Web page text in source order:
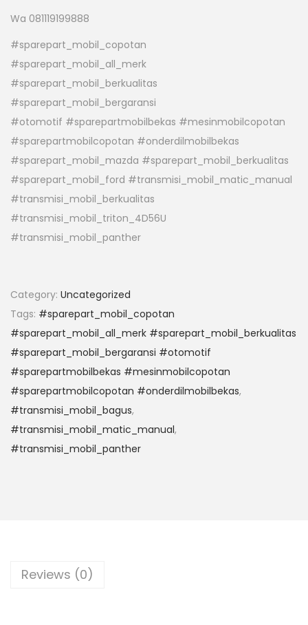
Wa 081119199888
#sparepart_mobil_copotan
#sparepart_mobil_all_merk
#sparepart_mobil_berkualitas
#sparepart_mobil_bergaransi
#otomotif #sparepartmobilbekas #mesinmobilcopotan
#sparepartmobilcopotan #onderdilmobilbekas
#sparepart_mobil_mazda #sparepart_mobil_berkualitas
#sparepart_mobil_ford #transmisi_mobil_matic_manual
#transmisi_mobil_berkualitas
#transmisi_mobil_triton_4D56U
#transmisi_mobil_panther
Category: Uncategorized
Tags: #sparepart_mobil_copotan
#sparepart_mobil_all_merk #sparepart_mobil_berkualitas
#sparepart_mobil_bergaransi #otomotif
#sparepartmobilbekas #mesinmobilcopotan
#sparepartmobilcopotan #onderdilmobilbekas,
#transmisi_mobil_bagus,
#transmisi_mobil_matic_manual,
#transmisi_mobil_panther
Reviews (0)